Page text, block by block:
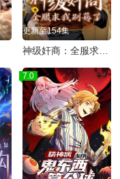
更新至154集
7.0